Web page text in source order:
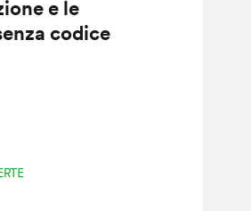
e le
codice